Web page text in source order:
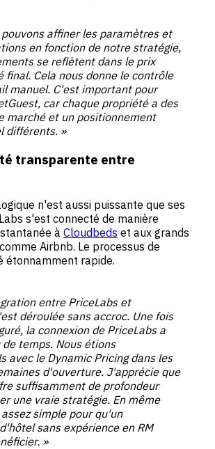
pouvons affiner les paramètres et
en fonction de notre stratégie,
se reflètent dans le prix
final. Cela nous donne le contrôle
manuel. C'est important pour
car chaque propriété a des
marché et un positionnement
différents. »
transparente entre
n'est aussi puissante que ses
s'est connecté de manière
à Cloudbeds et aux grands
Airbnb. Le processus de
étonnamment rapide.
entre PriceLabs et
déroulée sans accroc. Une fois
la connexion de PriceLabs a
temps. Nous étions
avec le Dynamic Pricing dans les
d'ouverture. J'apprécie que
suffisamment de profondeur
une vraie stratégie. En même
simple pour qu'un
sans expérience en RM
»